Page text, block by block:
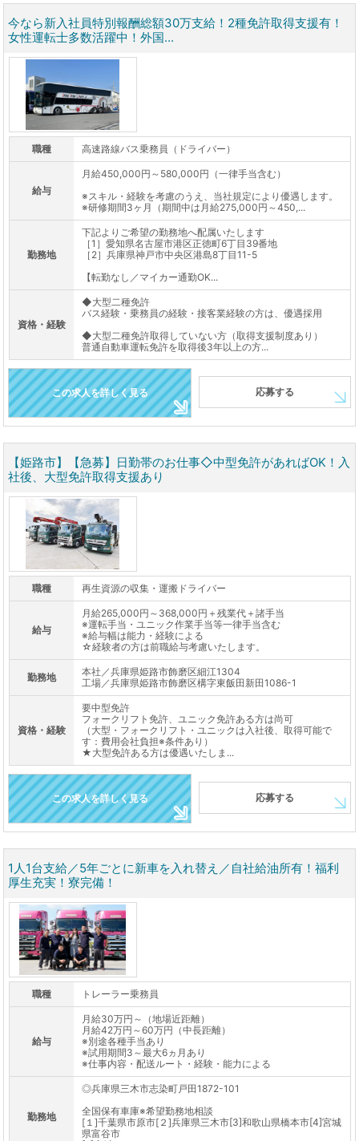
今なら新入社員特別報酬総額30万支給！2種免許取得支援有！
女性運転士多数活躍中！外国...
職種 高速路線バス乗務員（ドライバー）
給与
月給450,000円～580,000円（一律手当含む）
※スキル・経験を考慮のうえ、当社規定により優遇します。
※研修期間3ヶ月（期間中は月給275,000円～450,...
勤務地
下記よりご希望の勤務地へ配属いたします
［1］愛知県名古屋市港区正徳町6丁目39番地
［2］兵庫県神戸市中央区港島8丁目11-5
【転勤なし／マイカー通勤OK...
資格・経験
◆大型二種免許
バス経験・乗務員の経験・接客業経験の方は、優遇採用
◆大型二種免許取得していない方（取得支援制度あり）
普通自動車運転免許を取得後3年以上の方...
この求人を詳しく見る 応募する
【姫路市】【急募】日勤帯のお仕事◇中型免許があればOK！入
社後、大型免許取得支援あり
職種 再生資源の収集・運搬ドライバー
給与
月給265,000円～368,000円＋残業代＋諸手当
※運転手当・ユニック作業手当等一律手当含む
※給与幅は能力・経験による
☆経験者の方は前職給与考慮いたします。
勤務地
本社／兵庫県姫路市飾磨区細江1304
工場／兵庫県姫路市飾磨区構字東飯田新田1086-1
資格・経験
要中型免許
フォークリフト免許、ユニック免許ある方は尚可
（大型・フォークリフト・ユニックは入社後、取得可能で
す：費用会社負担※条件あり）
★大型免許ある方は優遇いたしま...
この求人を詳しく見る 応募する
1人1台支給／5年ごとに新車を入れ替え／自社給油所有！福利
厚生充実！寮完備！
職種 トレーラー乗務員
給与
月給30万円～（地場近距離）
月給42万円～60万円（中長距離）
※別途各種手当あり
※試用期間3～最大6ヵ月あり
※仕事内容・配送ルート・経験・能力による
勤務地
◎兵庫県三木市志染町戸田1872-101
全国保有車庫※希望勤務地相談
[１]千葉県市原市[２]兵庫県三木市[3]和歌山県橋本市[4]宮城
県富谷市